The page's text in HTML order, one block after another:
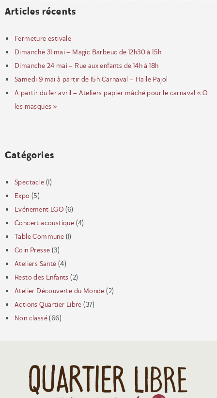
Articles récents
Fermeture estivale
Dimanche 31 mai – Magic Barbeuc de 12h30 à 15h
Dimanche 24 mai – Rue aux enfants de 14h à 18h
Samedi 9 mai à partir de 15h Carnaval – Halle Pajol
A partir du 1er avril – Ateliers papier mâché pour le carnaval « O
les masques »
Catégories
Spectacle (1)
Expo (5)
Evénement LGO (6)
Concert acoustique (4)
Table Commune (1)
Coin Presse (3)
Ateliers Santé (4)
Resto des Enfants (2)
Atelier Découverte du Monde (2)
Actions Quartier Libre (37)
Non classé(66)